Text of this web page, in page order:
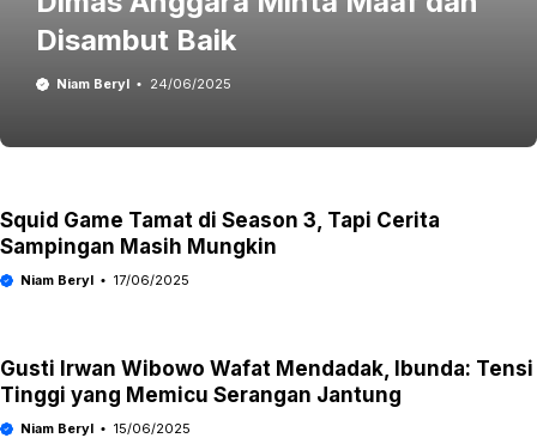
Disambut Baik
Niam Beryl 24/06/2025
Squid Game Tamat di Season 3, Tapi Cerita
Sampingan Masih Mungkin
Niam Beryl 17/06/2025
Gusti Irwan Wibowo Wafat Mendadak, Ibunda: Tensi
Tinggi yang Memicu Serangan Jantung
Niam Beryl 15/06/2025